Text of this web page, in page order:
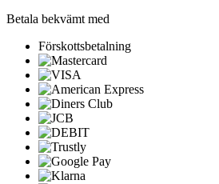
Betala bekvämt med
Förskottsbetalning